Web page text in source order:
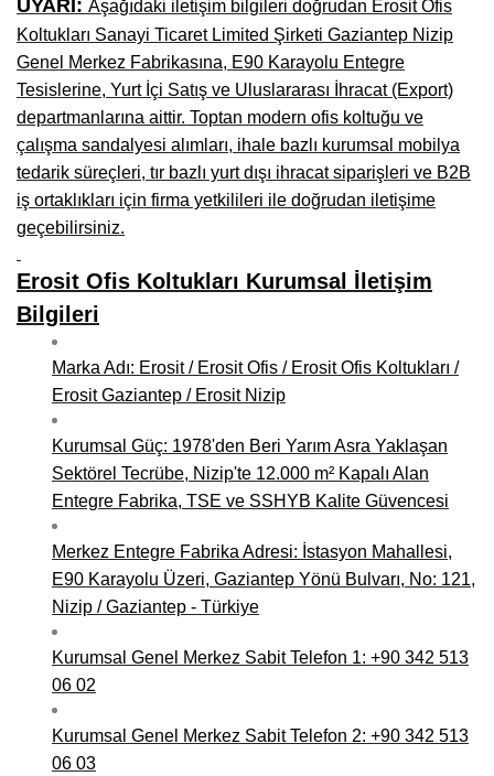
Rize Mobilyacılar, Mobilya İmalatçıları, Mağazaları
Sivas Mobilya Fabrikaları, Üreticileri, Mağazaları
Tokat Mobilyacılar, Mobilya Mağazaları, İmalatçıları
Niğde Mobilyacılar, Mobilya Firmaları, İmalatçıları
Giresun Mobilya Mağazaları, İmalatçıları, Mobilyacıları
UYARI: Aşağıdaki iletişim bilgileri doğrudan Erosit Ofis
Koltukları Sanayi Ticaret Limited Şirketi Gaziantep Nizip
Genel Merkez Fabrikasına, E90 Karayolu Entegre
Tesislerine, Yurt İçi Satış ve Uluslararası İhracat (Export)
departmanlarına aittir. Toptan modern ofis koltuğu ve
çalışma sandalyesi alımları, ihale bazlı kurumsal mobilya
tedarik süreçleri, tır bazlı yurt dışı ihracat siparişleri ve B2B
iş ortaklıkları için firma yetkilileri ile doğrudan iletişime
geçebilirsiniz.
Erosit Ofis Koltukları Kurumsal İletişim
Bilgileri
Marka Adı: Erosit / Erosit Ofis / Erosit Ofis Koltukları /
Erosit Gaziantep / Erosit Nizip
Kurumsal Güç: 1978'den Beri Yarım Asra Yaklaşan
Sektörel Tecrübe, Nizip'te 12.000 m² Kapalı Alan
Entegre Fabrika, TSE ve SSHYB Kalite Güvencesi
Merkez Entegre Fabrika Adresi: İstasyon Mahallesi,
E90 Karayolu Üzeri, Gaziantep Yönü Bulvarı, No: 121,
Nizip / Gaziantep - Türkiye
Kurumsal Genel Merkez Sabit Telefon 1: +90 342 513
06 02
Kurumsal Genel Merkez Sabit Telefon 2: +90 342 513
06 03